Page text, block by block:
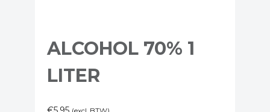
ALCOHOL 70% 1
LITER